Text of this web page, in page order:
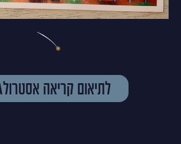
לתיאום קריאה